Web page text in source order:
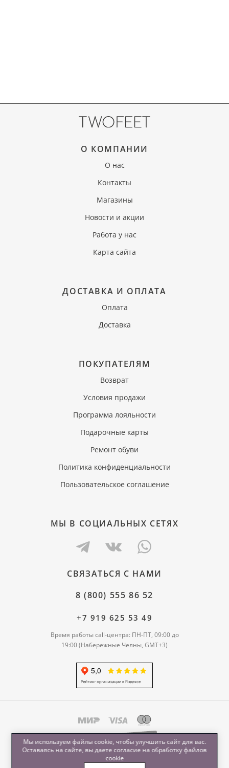
О КОМПАНИИ
О нас
Контакты
Магазины
Новости и акции
Работа у нас
Карта сайта
ДОСТАВКА И ОПЛАТА
Оплата
Доставка
ПОКУПАТЕЛЯМ
Возврат
Условия продажи
Программа лояльности
Подарочные карты
Ремонт обуви
Политика конфиденциальности
Пользовательское соглашение
МЫ В СОЦИАЛЬНЫХ СЕТЯХ
СВЯЗАТЬСЯ С НАМИ
8 (800) 555 86 52
+7 919 625 53 49
Время работы call-центра: ПН-ПТ, 09:00 до
19:00 (Набережные Челны, GMT+3)
Мы используем файлы cookie, чтобы улучшить сайт для вас.
Оставаясь на сайте, вы даете согласие на обработкуфайлов
cookie